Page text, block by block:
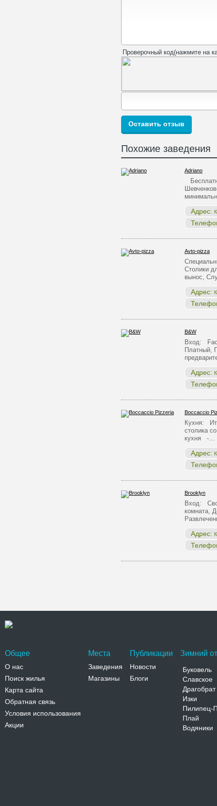
Проверочный код(нажмите на
Похожие заведения
Adriano
Адрес:
Avto-pizza
Столики
вынос,
Адрес:
B&W
Вход:
Платный,
Адрес:
Boccaccio
Кухня:
столика
кухня -…
Адрес:
Brooklyn
Вход:
комната,
Адрес:
Общее
О нас
Поиск жилья
Карта сайта
Обратная связь
Условия использования
Акции
Места
Заведения
Магазины
Публикации
Новости
Блоги
Зимний
Буковель
Славское
Драгобрат
Изки
Пилипец-
Плай
Водяники